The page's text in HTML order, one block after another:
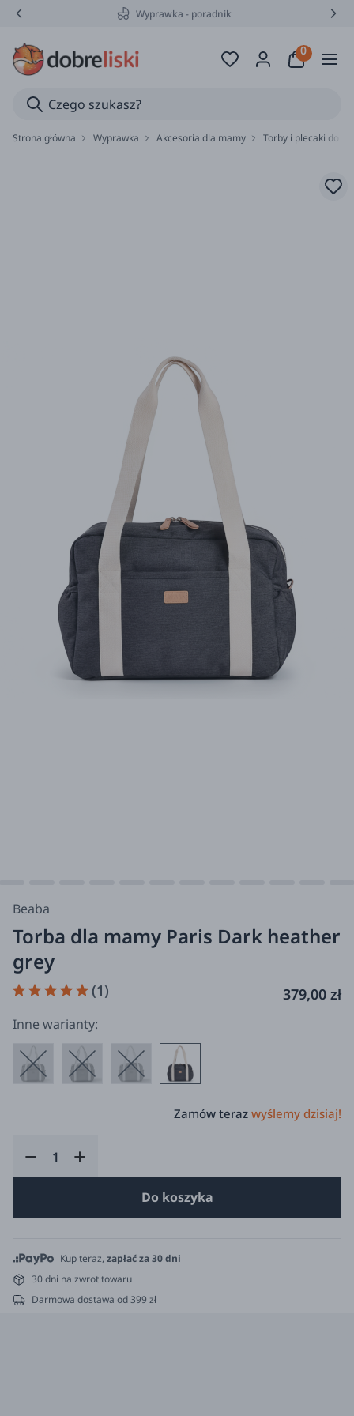
Wyprawka - poradnik
Strona główna Wyprawka Akcesoria dla mamy Torby i plecaki do
Beaba
Torba dla mamy Paris Dark heather
grey
(1) 379,00 zł
Inne warianty:
Zamów teraz wyślemy dzisiaj!
Do koszyka
Kup teraz, zapłać za 30 dni
30 dni na zwrot towaru
Darmowa dostawa od 399 zł